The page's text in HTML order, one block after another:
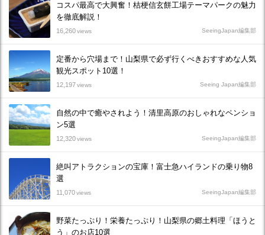
コスパ最高で大興奮！桔梗信玄餅工場テーマパークの魅力
を徹底解説！
16,260views SeeingJapan編集部
定番から穴場まで！山梨県で必ず行くべきおすすめな人気
観光スポット10選！
12,197views Seeing Japan編集部
自然の中で癒やされよう！清里高原のおしゃれなペンショ
ン5選
12,320views SeeingJapan編集部
絶叫アトラクションの宝庫！富士急ハイランドの乗り物8
選
11,070views SeeingJapan編集部
野菜たっぷり！栄養たっぷり！山梨県の郷土料理「ほうと
う」のお店10選